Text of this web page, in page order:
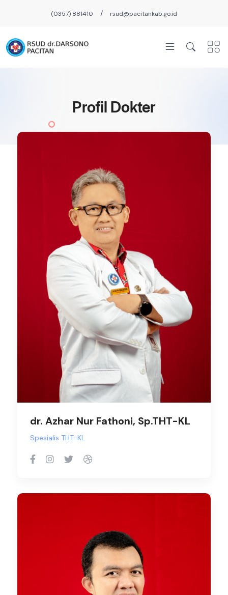
(0357) 881410 / rsud@pacitankab.go.id
Profil Dokter
dr. Azhar Nur Fathoni, Sp.THT-KL
Spesialis THT-KL